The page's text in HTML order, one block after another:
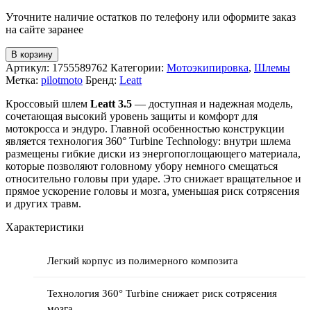
Vizion
3.5
Уточните наличие остатков по телефону или оформите заказ
на сайте заранее
В корзину
Артикул: 1755589762 Категории: Мотоэкипировка, Шлемы
Метка: pilotmoto Бренд: Leatt
Кроссовый шлем Leatt 3.5 — доступная и надежная модель,
сочетающая высокий уровень защиты и комфорт для
мотокросса и эндуро. Главной особенностью конструкции
является технология 360° Turbine Technology: внутри шлема
размещены гибкие диски из энергопоглощающего материала,
которые позволяют головному убору немного смещаться
относительно головы при ударе. Это снижает вращательное и
прямое ускорение головы и мозга, уменьшая риск сотрясения
и других травм.
Характеристики
Легкий корпус из полимерного композита
Технология 360° Turbine снижает риск сотрясения